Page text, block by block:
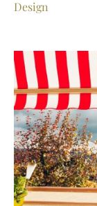
Design